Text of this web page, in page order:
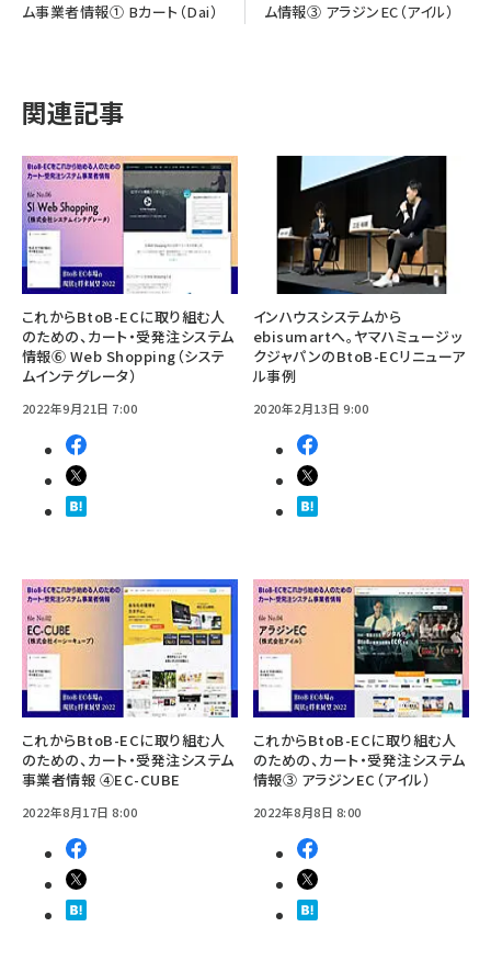
ム事業者情報① Bカート（Dai）
ム情報③ アラジンEC（アイル）
関連記事
これからBtoB-ECに取り組む人
のための、カート・受発注システム
情報⑥ Web Shopping（システ
ムインテグレータ）
2022年9月21日 7:00
インハウスシステムから
ebisumartへ。ヤマハミュージッ
クジャパンのBtoB-ECリニューア
ル事例
2020年2月13日 9:00
これからBtoB-ECに取り組む人
のための、カート・受発注システム
事業者情報 ④EC-CUBE
2022年8月17日 8:00
これからBtoB-ECに取り組む人
のための、カート・受発注システム
情報③ アラジンEC（アイル）
2022年8月8日 8:00